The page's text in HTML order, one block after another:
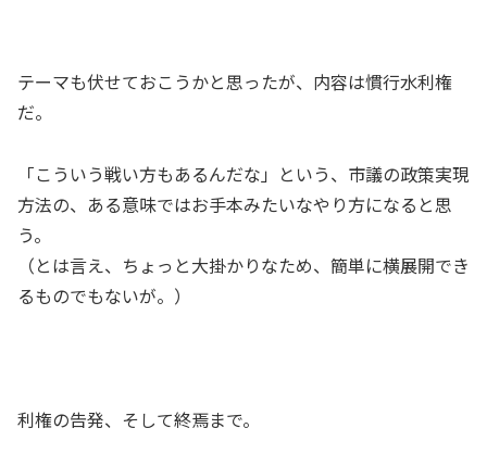
テーマも伏せておこうかと思ったが、内容は慣行水利権
だ。
「こういう戦い方もあるんだな」という、市議の政策実現
方法の、ある意味ではお手本みたいなやり方になると思
う。
（とは言え、ちょっと大掛かりなため、簡単に横展開でき
るものでもないが。）
利権の告発、そして終焉まで。